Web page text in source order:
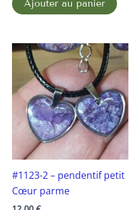
Ajouter au panier
#1123-2 – pendentif petit
Cœur parme